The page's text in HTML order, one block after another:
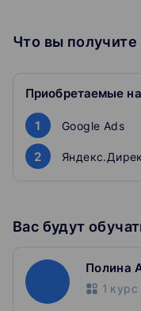
Аверина расскажет,
ссылками,
как с помощью
заинтересованных
Что вы
Приобретаемые
1 Google Ads
2
Вас будут
Полина
1 курс